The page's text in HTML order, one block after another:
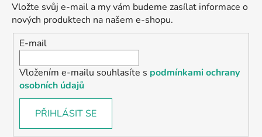
Vložte svůj e-mail a my vám budeme zasílat informace o
nových produktech na našem e-shopu.
E-mail
Vložením e-mailu souhlasíte s podmínkami ochrany
osobních údajů
PŘIHLÁSIT SE